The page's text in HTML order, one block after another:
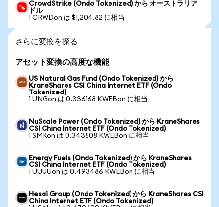
CrowdStrike (Ondo Tokenized) から オーストラリア
ドル
1 CRWDon は $1,204.82 に相当
さらに変換を探る
アセット変換の高度な機能
US Natural Gas Fund (Ondo Tokenized) から
KraneShares CSI China Internet ETF (Ondo
Tokenized)
1 UNGon は 0.336168 KWEBon に相当
NuScale Power (Ondo Tokenized) から KraneShares
CSI China Internet ETF (Ondo Tokenized)
1 SMRon は 0.343808 KWEBon に相当
Energy Fuels (Ondo Tokenized) から KraneShares
CSI China Internet ETF (Ondo Tokenized)
1 UUUUon は 0.493486 KWEBon に相当
Hesai Group (Ondo Tokenized) から KraneShares CSI
China Internet ETF (Ondo Tokenized)